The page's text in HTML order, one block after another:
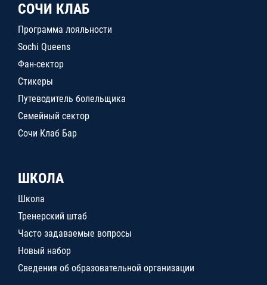
СОЧИ КЛАБ
Программа лояльности
Sochi Queens
Фан-сектор
Стикеры
Путеводитель болельщика
Семейный сектор
Сочи Клаб Бар
ШКОЛА
Школа
Тренерский штаб
Часто задаваемые вопросы
Новый набор
Сведения об образовательной организации